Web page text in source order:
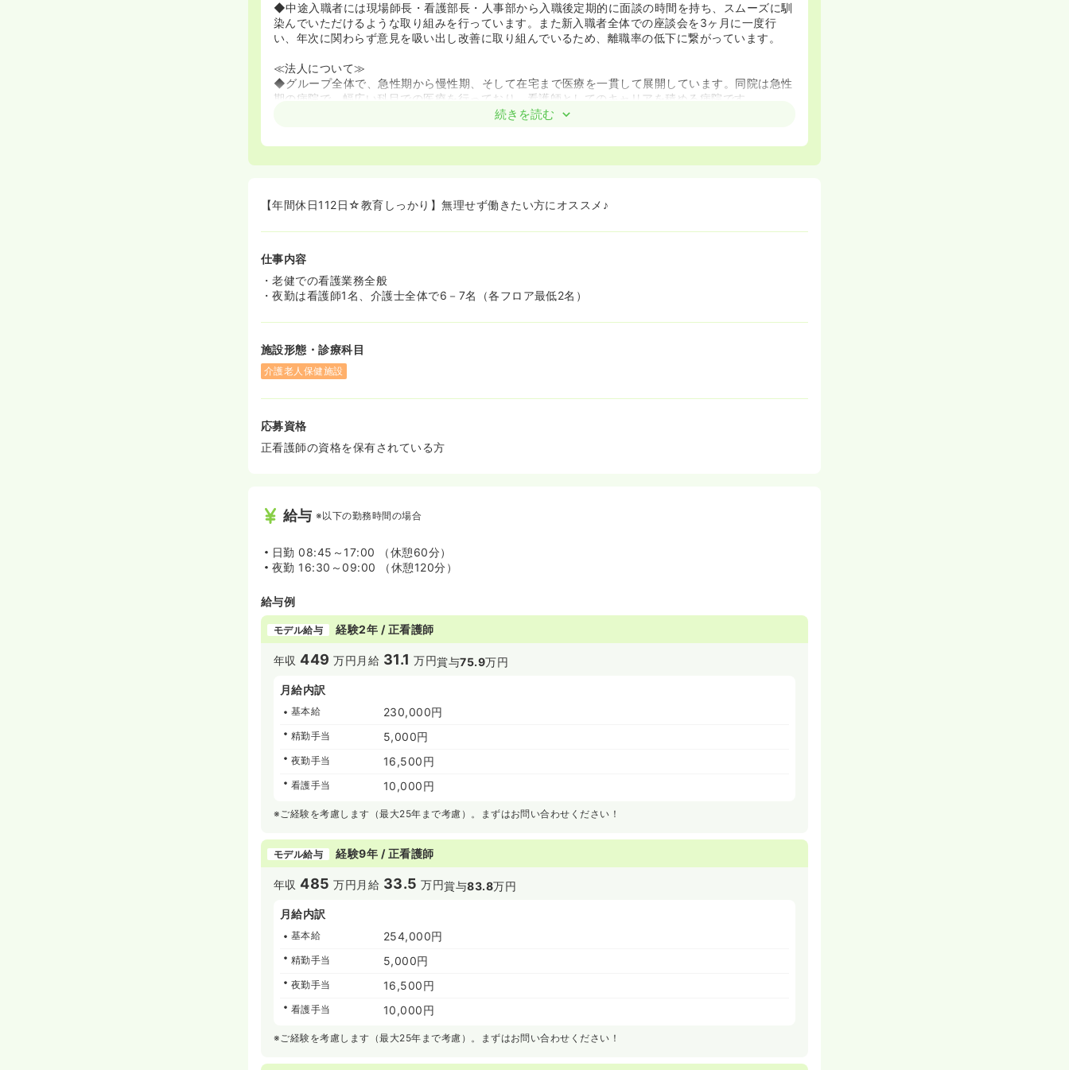
◆中途入職者には現場師長・看護部長・人事部から入職後定期的に面談の時間を持ち、スムーズに馴
染んでいただけるような取り組みを行っています。また新入職者全体での座談会を3ヶ月に一度行
い、年次に関わらず意見を吸い出し改善に取り組んでいるため、離職率の低下に繋がっています。
≪法人について≫
◆グループ全体で、急性期から慢性期、そして在宅まで医療を一貫して展開しています。同院は急性
期の病院で、幅広い科目での医療を行っており、看護師としてのキャリアを積める病院です。
◆北摂の地域柄もあり、患者層が非常にいいのも特徴です。
続きを読む
【年間休日112日☆教育しっかり】無理せず働きたい方にオススメ♪
仕事内容
・老健での看護業務全般
・夜勤は看護師1名、介護士全体で6－7名（各フロア最低2名）
施設形態・診療科目
介護老人保健施設
応募資格
正看護師の資格を保有されている方
給与 ※以下の勤務時間の場合
日勤 08:45～17:00 （休憩60分）
夜勤 16:30～09:00 （休憩120分）
給与例
モデル給与 経験2年 / 正看護師
年収449 万円 月給 31.1 万円賞与75.9万円
月給内訳
基本給 230,000円
精勤手当 5,000円
夜勤手当 16,500円
看護手当 10,000円
※ご経験を考慮します（最大25年まで考慮）。まずはお問い合わせください！
モデル給与 経験9年 / 正看護師
年収485 万円 月給 33.5 万円賞与83.8万円
月給内訳
基本給 254,000円
精勤手当 5,000円
夜勤手当 16,500円
看護手当 10,000円
※ご経験を考慮します（最大25年まで考慮）。まずはお問い合わせください！